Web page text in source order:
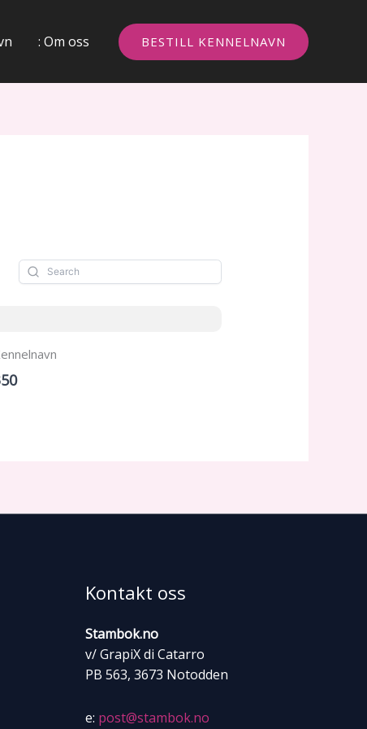
: Om oss BESTILL KENNELNAVN
Kontakt oss
Stambok.no
v/ GrapiX di Catarro
PB 563, 3673 Notodden
e: post@stambok.no